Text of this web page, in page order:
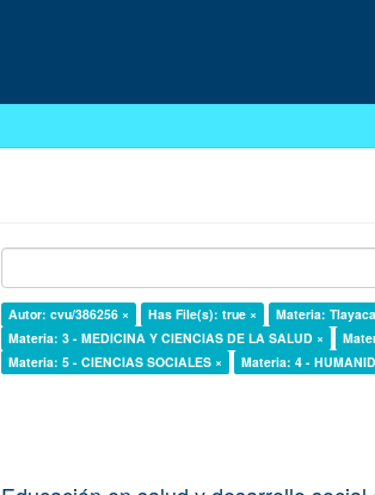
Autor: cvu/386256 × Has File(s): true ×
Materia:
Materia: 3 - MEDICINA Y CIENCIAS DE LA SALUD ×
Materia: 5 - CIENCIAS SOCIALES ×
Materia: 4 -